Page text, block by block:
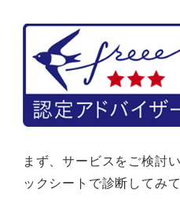
まず、サービスをご検討
ックシートで診断してみて